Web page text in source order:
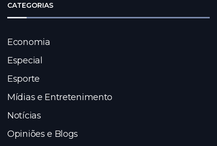
CATEGORIAS
Economia
Especial
Esporte
Mídias e Entretenimento
Notícias
Opiniões e Blogs